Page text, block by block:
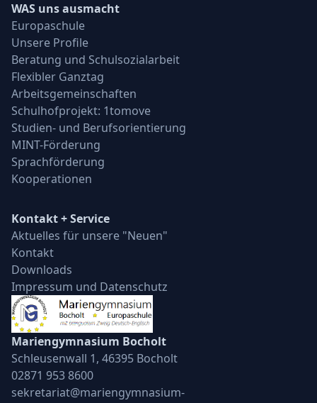
WAS uns ausmacht
Europaschule
Unsere Profile
Beratung und Schulsozialarbeit
Flexibler Ganztag
Arbeitsgemeinschaften
Schulhofprojekt: 1tomove
Studien- und Berufsorientierung
MINT-Förderung
Sprachförderung
Kooperationen
Kontakt + Service
Aktuelles für unsere "Neuen"
Kontakt
Downloads
Impressum und Datenschutz
Mariengymnasium Bocholt
Schleusenwall 1, 46395 Bocholt
02871 953 8600
sekretariat@mariengymnasium-